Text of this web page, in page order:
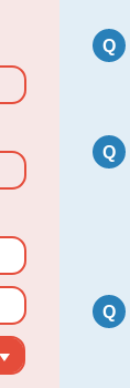
格の更新が対
新バージョン
費用につきま
い。